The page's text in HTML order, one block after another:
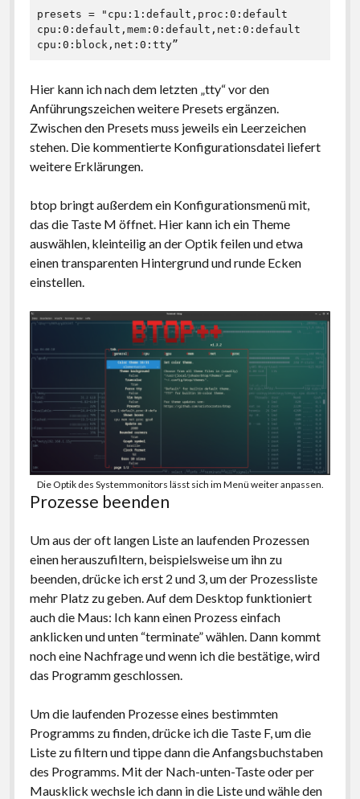
presets = "cpu:1:default,proc:0:default
cpu:0:default,mem:0:default,net:0:default
cpu:0:block,net:0:tty”
Hier kann ich nach dem letzten „tty“ vor den
Anführungszeichen weitere Presets ergänzen.
Zwischen den Presets muss jeweils ein Leerzeichen
stehen. Die kommentierte Konfigurationsdatei liefert
weitere Erklärungen.
btop bringt außerdem ein Konfigurationsmenü mit,
das die Taste M öffnet. Hier kann ich ein Theme
auswählen, kleinteilig an der Optik feilen und etwa
einen transparenten Hintergrund und runde Ecken
einstellen.
Die Optik des Systemmonitors lässt sich im Menü weiter anpassen.
Prozesse beenden
Um aus der oft langen Liste an laufenden Prozessen
einen herauszufiltern, beispielsweise um ihn zu
beenden, drücke ich erst 2 und 3, um der Prozessliste
mehr Platz zu geben. Auf dem Desktop funktioniert
auch die Maus: Ich kann einen Prozess einfach
anklicken und unten “terminate” wählen. Dann kommt
noch eine Nachfrage und wenn ich die bestätige, wird
das Programm geschlossen.
Um die laufenden Prozesse eines bestimmten
Programms zu finden, drücke ich die Taste F, um die
Liste zu filtern und tippe dann die Anfangsbuchstaben
des Programms. Mit der Nach-unten-Taste oder per
Mausklick wechsle ich dann in die Liste und wähle den